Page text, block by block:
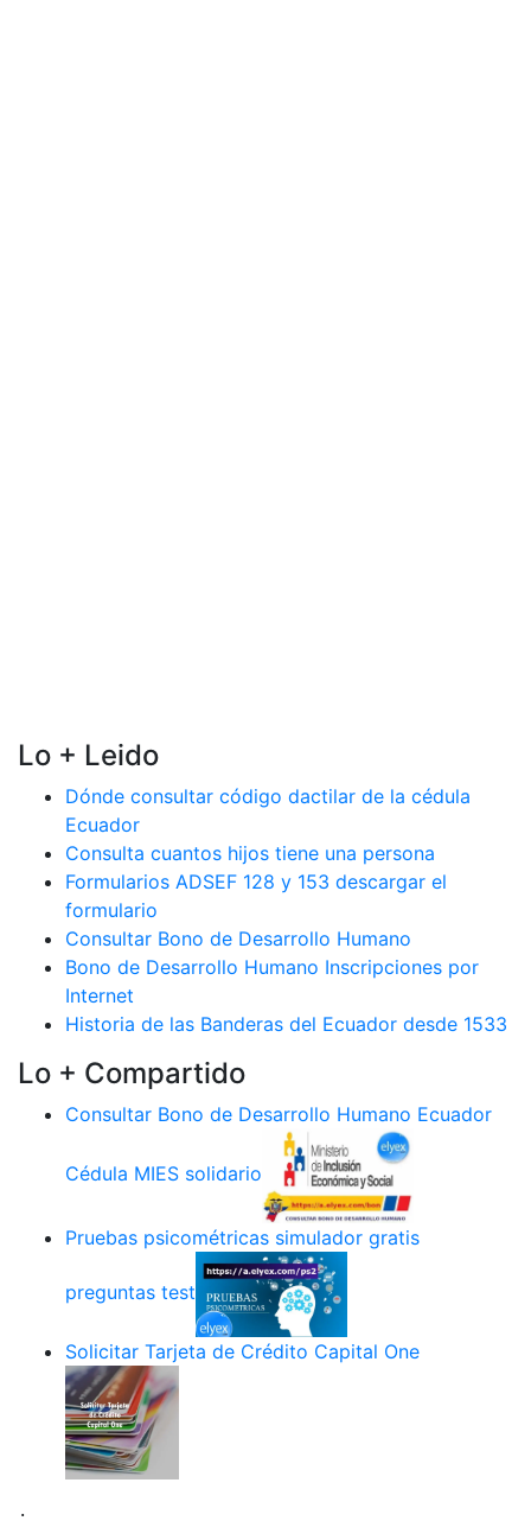
Lo + Leido
Dónde consultar código dactilar de la cédula
Ecuador
Consulta cuantos hijos tiene una persona
Formularios ADSEF 128 y 153 descargar el
formulario
Consultar Bono de Desarrollo Humano
Bono de Desarrollo Humano Inscripciones por
Internet
Historia de las Banderas del Ecuador desde 1533
Lo + Compartido
Consultar Bono de Desarrollo Humano Ecuador
Cédula MIES solidario
Pruebas psicométricas simulador gratis
preguntas test
Solicitar Tarjeta de Crédito Capital One
.